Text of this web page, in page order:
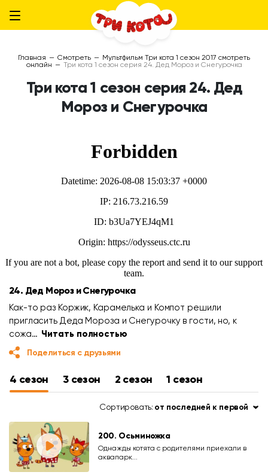
Главная — Смотреть — Мультфильм Три кота 1 сезон 2017 смотреть
онлайн — Три кота 1 сезон серия 24. Дед Мороз и Снегурочка
Три кота 1 сезон серия 24. Дед
Мороз и Снегурочка
24. Дед Мороз и Снегурочка
Как-то раз Коржик, Карамелька и Компот решили
пригласить Деда Мороза и Снегурочку в гости, но, к
сожа… Читать полностью
Поделиться с друзьями
4 сезон 3 сезон 2 сезон 1 сезон
Сортировать: от последней к первой
200. Осьминожка
Однажды котята с родителями приехали в
аквапарк...